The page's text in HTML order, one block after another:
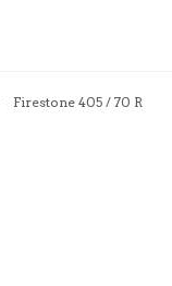
Firestone 405 / 70 R